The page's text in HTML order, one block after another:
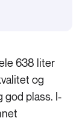
638 liter
og
god plass. I-